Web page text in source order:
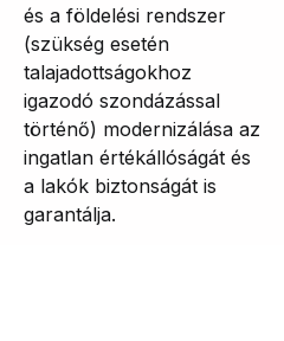
és a földelési rendszer
(szükség esetén
talajadottságokhoz
igazodó szondázással
történő) modernizálása az
ingatlan értékállóságát és
a lakók biztonságát is
garantálja.